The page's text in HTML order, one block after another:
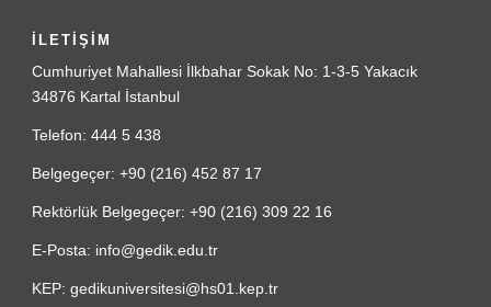
İLETİŞİM
Cumhuriyet Mahallesi İlkbahar Sokak No: 1-3-5 Yakacık
34876 Kartal İstanbul
Telefon: 444 5 438
Belgegeçer: +90 (216) 452 87 17
Rektörlük Belgegeçer: +90 (216) 309 22 16
E-Posta: info@gedik.edu.tr
KEP: gedikuniversitesi@hs01.kep.tr